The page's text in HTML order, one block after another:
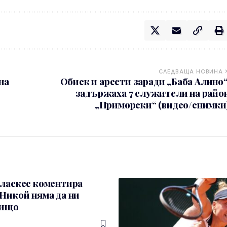
СЛЕДВАЩА НОВИНА
Обиск и арести заради „Баба
задържаха 7 служители на
„Приморски“ (видео/
коментира
няма да ни